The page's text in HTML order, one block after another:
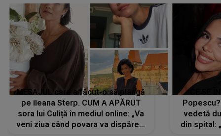
MESAJUL care a făcut-o să plângă
pe Ileana Sterp. CUM A APĂRUT
sora lui Culiță în mediul online: „Va
veni ziua când povara va dispărea,
vedetă
din spital: